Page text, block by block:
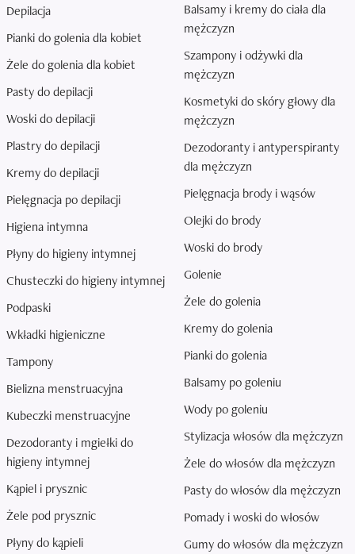
Depilacja
Pianki do golenia dla kobiet
Żele do golenia dla kobiet
Pasty do depilacji
Woski do depilacji
Plastry do depilacji
Kremy do depilacji
Pielęgnacja po depilacji
Higiena intymna
Płyny do higieny intymnej
Chusteczki do higieny intymnej
Podpaski
Wkładki higieniczne
Tampony
Bielizna menstruacyjna
Kubeczki menstruacyjne
Dezodoranty i mgiełki do
higieny intymnej
Kąpiel i prysznic
Żele pod prysznic
Płyny do kąpieli
Balsamy i kremy do ciała dla
mężczyzn
Szampony i odżywki dla
mężczyzn
Kosmetyki do skóry głowy dla
mężczyzn
Dezodoranty i antyperspiranty
dla mężczyzn
Pielęgnacja brody i wąsów
Olejki do brody
Woski do brody
Golenie
Żele do golenia
Kremy do golenia
Pianki do golenia
Balsamy po goleniu
Wody po goleniu
Stylizacja włosów dla mężczyzn
Żele do włosów dla mężczyzn
Pasty do włosów dla mężczyzn
Pomady i woski do włosów
Gumy do włosów dla mężczyzn